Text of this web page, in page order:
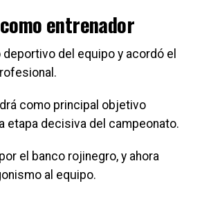
entrenador
del equipo y acordó el
como principal objetivo
etapa decisiva del campeonato.
el banco rojinegro, y ahora
al equipo.